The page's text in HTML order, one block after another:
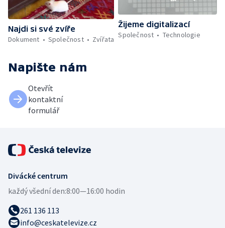
Najdi si své zvíře
Dokument
Společnost Zvířata
Žijeme digitalizací
Společnost
Technologie
Napište nám
Otevřít
kontaktní
formulář
Divácké centrum
každý všední den:8:00—16:00 hodin
261 136 113
info@ceskatelevize.cz